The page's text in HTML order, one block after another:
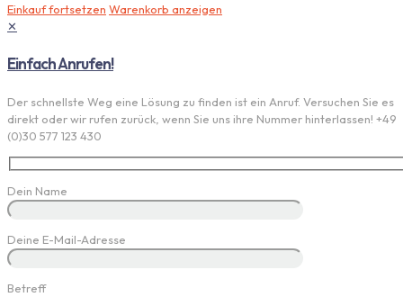
Einkauf fortsetzen Warenkorb anzeigen
✕
Einfach Anrufen!
Der schnellste Weg eine Lösung zu finden ist ein Anruf. Versuchen Sie es
direkt oder wir rufen zurück, wenn Sie uns ihre Nummer hinterlassen! +49
(0)30 577 123 430
Dein Name
Deine E-Mail-Adresse
Betreff